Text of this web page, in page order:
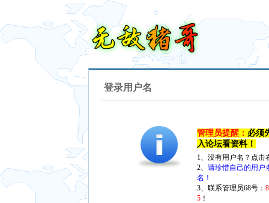
登录用户名
管理员提醒： 必须
入论坛看资料！
1、没有用户名？点
2、 请珍惜自己的用户
名！
3、联系管理员68号：
5 ！